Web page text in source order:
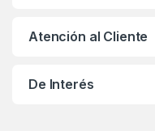
Atención al Cliente
De Interés